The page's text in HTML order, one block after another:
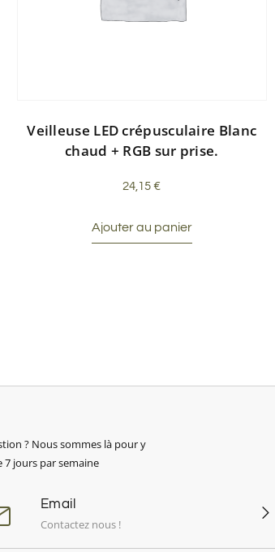
Veilleuse LED crépusculaire Blanc
chaud + RGB sur prise.
24,15€
Ajouter au panier
? Nous sommes là pour y
7 jours par semaine
Email
Contactez nous !